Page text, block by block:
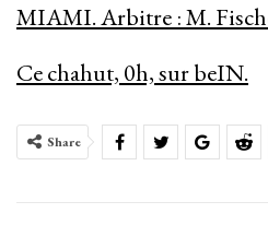
MIAMI. Arbitre : M.
Ce chahut, 0h, sur beIN.
Share